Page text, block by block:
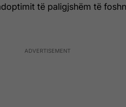
të paligjshëm të